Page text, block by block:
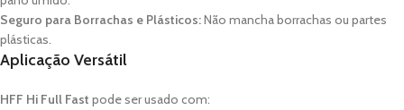
Seguro para Borrachas e Plásticos:Não mancha borrachas ou partes
plásticas.
Aplicação Versátil
HFF Hi Full Fast pode ser usado com: